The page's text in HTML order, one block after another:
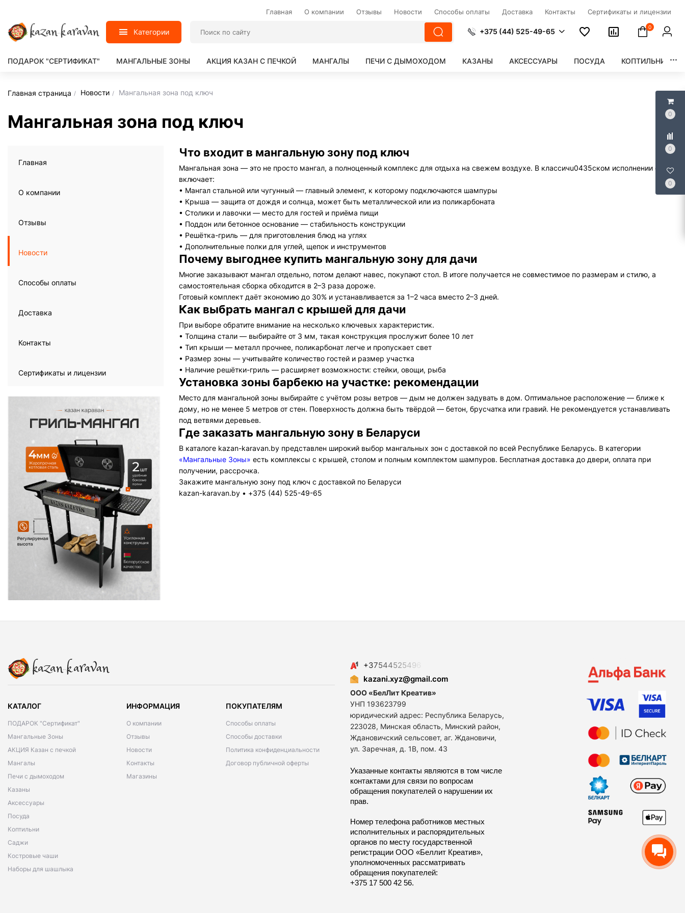
0
0
0
Главная О компании Отзывы Новости Способы оплаты Доставка Контакты Сертификаты и лицензии
Категории +375 (44) 525-49-65
0
ПОДАРОК "СЕРТИФИКАТ" МАНГАЛЬНЫЕ ЗОНЫ АКЦИЯ КАЗАН С ПЕЧКОЙ МАНГАЛЫ ПЕЧИ С ДЫМОХОДОМ КАЗАНЫ АКСЕССУАРЫ ПОСУДА КОПТИЛЬНИ
Главная страница Новости Мангальная зона под ключ
Мангальная зона под ключ
Главная
О компании
Отзывы
Новости
Способы оплаты
Доставка
Контакты
Сертификаты и лицензии
Что входит в мангальную зону под ключ
Мангальная зона — это не просто мангал, а полноценный комплекс для отдыха на свежем воздухе. В классичu0435ском исполнении она
включает:
• Мангал стальной или чугунный — главный элемент, к которому подключаются шампуры
• Крыша — защита от дождя и солнца, может быть металлической или из поликарбоната
• Столики и лавочки — место для гостей и приёма пищи
• Поддон или бетонное основание — стабильность конструкции
• Решётка-гриль — для приготовления блюд на углях
• Дополнительные полки для углей, щепок и инструментов
Почему выгоднее купить мангальную зону для дачи
Многие заказывают мангал отдельно, потом делают навес, покупают стол. В итоге получается не совместимое по размерам и стилю, а
самостоятельная сборка обходится в 2–3 раза дороже.
Готовый комплект даёт экономию до 30% и устанавливается за 1–2 часа вместо 2–3 дней.
Как выбрать мангал с крышей для дачи
При выборе обратите внимание на несколько ключевых характеристик.
• Толщина стали — выбирайте от 3 мм, такая конструкция прослужит более 10 лет
• Тип крыши — металл прочнее, поликарбонат легче и пропускает свет
• Размер зоны — учитывайте количество гостей и размер участка
• Наличие решётки-гриль — расширяет возможности: стейки, овощи, рыба
Установка зоны барбекю на участке: рекомендации
Место для мангальной зоны выбирайте с учётом розы ветров — дым не должен задувать в дом. Оптимальное расположение — ближе к
дому, но не менее 5 метров от стен. Поверхность должна быть твёрдой — бетон, брусчатка или гравий. Не рекомендуется устанавливать
под ветвями деревьев.
Где заказать мангальную зону в Беларуси
В каталоге kazan-karavan.by представлен широкий выбор мангальных зон с доставкой по всей Республике Беларусь. В категории
«Мангальные Зоны» есть комплексы с крышей, столом и полным комплектом шампуров. Бесплатная доставка до двери, оплата при
получении, рассрочка.
Закажите мангальную зону под ключ с доставкой по Беларуси
kazan-karavan.by • +375 (44) 525-49-65
КАТАЛОГ
ПОДАРОК "Сертификат"
Мангальные Зоны
АКЦИЯ Казан с печкой
Мангалы
Печи с дымоходом
Казаны
Аксессуары
Посуда
Коптильни
Саджи
Костровые чаши
Наборы для шашлыка
ИНФОРМАЦИЯ
О компании
Отзывы
Новости
Контакты
Магазины
ПОКУПАТЕЛЯМ
Способы оплаты
Способы доставки
Политика конфиденциальности
Договор публичной оферты
+3754452549
kazani.xyz@gmail.com
ООО «БелЛит Креатив»
УНП 193623799
юридический адрес: Республика Беларусь,
223028, Минская область, Минский район,
Ждановичский сельсовет, аг. Ждановичи,
ул. Заречная, д. 1В, пом. 43
Указанные контакты являются в том числе
контактами для связи по вопросам
обращения покупателей о нарушении их
прав.
Номер телефона работников местных
исполнительных и распорядительных
органов по месту государственной
регистрации ООО «Беллит Креатив»,
уполномоченных рассматривать
обращения покупателей:
+375 17 500 42 56.